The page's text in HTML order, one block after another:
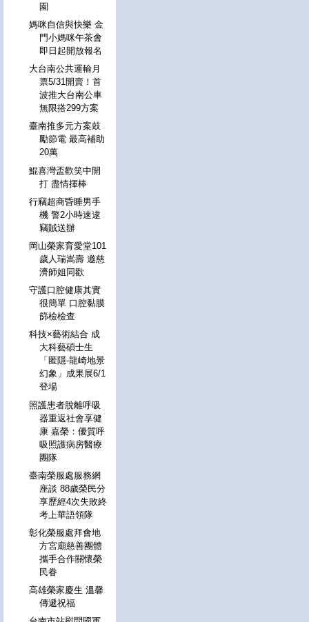
園
媽咪自信與快樂 金
門小媽咪午茶會
即日起開放報名
大台南公共運輸月
票5/31開賣！首
波推大台南公車
無限搭299方案
臺南推多元方案鼓
勵節電 最高補助
20萬
鯤喜灣盃歡笑中開
打 盡情揮棒
行竊超商昏睡男手
機 警2小時速逮
竊賊送辦
岡山榮家育愛堂101
歲人瑞嵩壽 邀慈
濟師姐同歡
守護口腔健康其實
很簡單 口腔黏膜
篩檢檢查
科技×藝術結合 成
大科藝碩士生
「匿隱-龍崎地景
幻象」成果展6/1
登場
照護患者脫離呼吸
器重返社會享健
康 嘉榮：優質呼
吸照護病房醫療
團隊
臺南榮服處服務網
座談 88歲榮民分
享歷經4次失敗終
考上華語領隊
彰化榮服處拜會地
方宮廟慈善團體
攜手合作關懷榮
民眷
高雄榮家慶生 溫馨
傳遞祝福